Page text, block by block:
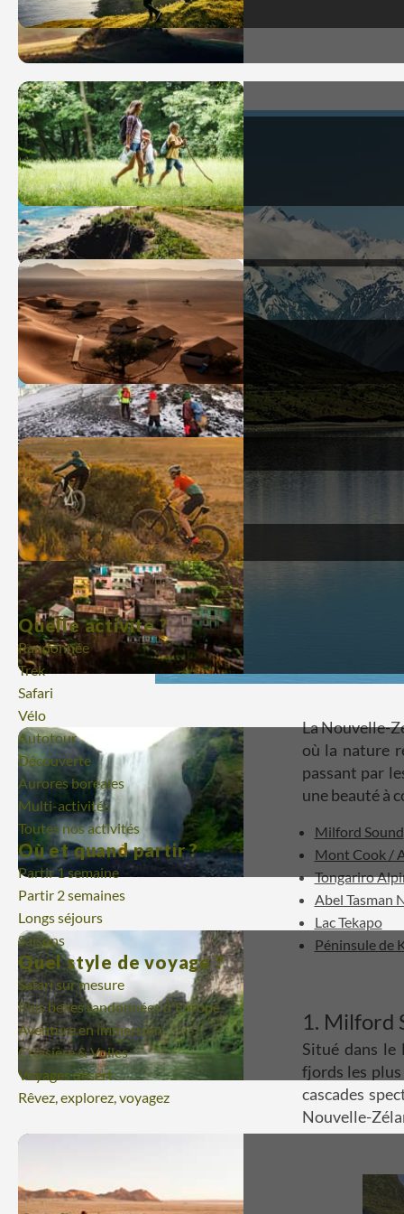
Quelle activité ?
Randonnée
Trek
Safari
Vélo
Autotour
Découverte
Aurores boréales
Multi-activités
Toutes nos activités
Où et quand partir ?
Partir 1 semaine
Partir 2 semaines
Longs séjours
Saisons
Quel style de voyage ?
Safari sur mesure
Plus belles randonnées d'Europe
Aventure en immersion
Croisière & Voiles
Voyages désert
Rêvez, explorez, voyagez
La Nouvelle-
où la nature
passant par
une beauté à
Milford Sound
Mont Cook /
Tongariro
Abel Tasman
Lac Tekapo
Péninsule de
1. Milford
Situé dans
fjords les
cascades
Nouvelle-